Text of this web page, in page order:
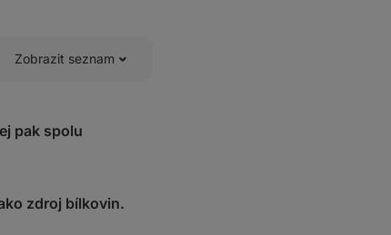
Zobrazit seznam
pak spolu
zdroj bílkovin.